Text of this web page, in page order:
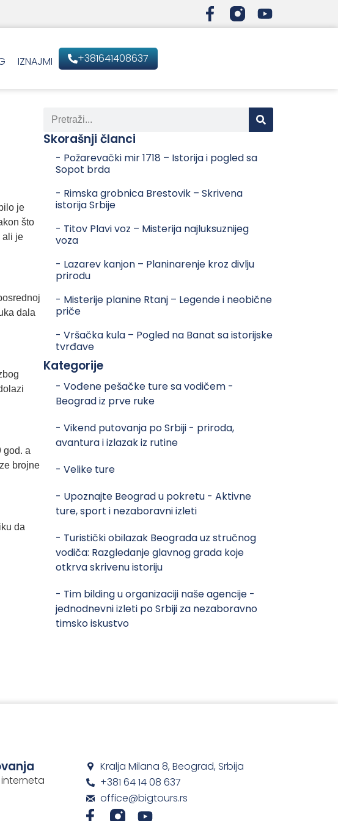
IZNAJMI +381641408637
je
što
ali je
dala
god. a
brojne
da
Skorašnji članci
- Požarevački mir 1718 – Istorija i pogled sa
Sopot brda
- Rimska grobnica Brestovik – Skrivena
istorija Srbije
- Titov Plavi voz – Misterija najluksuznijeg
voza
- Lazarev kanjon – Planinarenje kroz divlju
prirodu
- Misterije planine Rtanj – Legende i neobične
priče
- Vršačka kula – Pogled na Banat sa istorijske
tvrđave
Kategorije
- Vođene pešačke ture sa vodičem -
Beograd iz prve ruke
- Vikend putovanja po Srbiji - priroda,
avantura i izlazak iz rutine
- Velike ture
- Upoznajte Beograd u pokretu - Aktivne
ture, sport i nezaboravni izleti
- Turistički obilazak Beograda uz stručnog
vodiča: Razgledanje glavnog grada koje
otkrva skrivenu istoriju
- Tim bilding u organizaciji naše agencije -
jednodnevni izleti po Srbiji za nezaboravno
timsko iskustvo
Kralja Milana 8, Beograd, Srbija
+381 64 14 08 637
office@bigtours.rs